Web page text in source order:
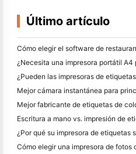
Último artículo
¿Por qué su impresora de etiquetas